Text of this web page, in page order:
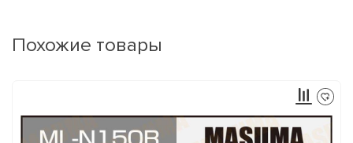
Похожие товары